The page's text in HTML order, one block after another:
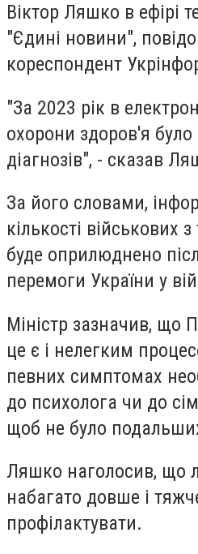
Віктор Ляшко в ефірі
"Єдині новини",
кореспондент
"За 2023 рік в
охорони здоров'я було
діагнозів", - сказав
За його словами,
кількості військових
буде оприлюднено
перемоги України у
Міністр зазначив, що
це є і нелегким
певних симптомах
до психолога чи до
щоб не було
Ляшко наголосив, що
набагато довше і
профілактувати.